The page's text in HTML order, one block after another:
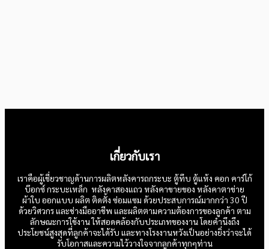
เกี่ยวกับเรา
เราคือผู้เชี่ยวชาญด้านการผลิตหลังคารถกระบะ ตู้ทึบ ตู้แห้ง คอก คาร์โก้
บ๊อกซ์ กระบะเหล็ก หลังคาสองแถว หลังคาขายของ หลังคาตาข่าย
ผ้าใบ ออกแบบ ผลิต ติดตั้ง ซ่อมแซม ด้วยประสบการณ์มากกว่า 30 ปี
ด้วยวิศวกร และช่างมืออาชีพ และผลิตตามความต้องการของลูกค้า ตาม
ลักษณะการใช้งาน ให้สอดคล้องกับประเภทของงาน โดยคำนึงถึง
ประโยชน์สูงสุดที่ลูกค้าจะได้รับ และทางโรงงานหวังเป็นอย่างยิ่งว่าจะได้
รับโอกาสและความไว้วางใจจากลูกค้าทุกๆท่าน